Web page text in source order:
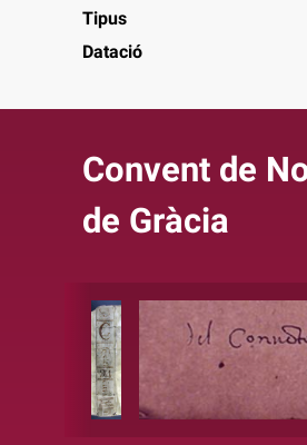
Tipus
Datació
Convent de
de Gràcia